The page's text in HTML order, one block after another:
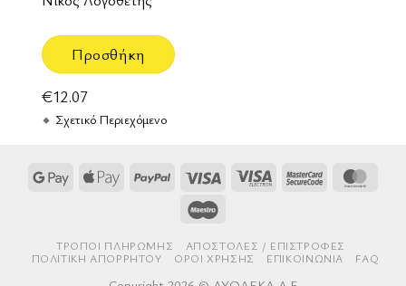
Προσθήκη
€12.07
Σχετικό Περιεχόμενο
Google Apple
PayPal Visa
Visa
MasterCard
ΤΡΌΠΟΙ ΠΛΗΡΩΜΉΣ
AΠΟΣΤΟΛΈΣ / ΕΠΙΣΤΡΟΦΈΣ
ΠΟΛΙΤΙΚΉ ΑΠΟΡΡΉΤΟΥ
ΌΡΟΙ ΧΡΉΣΗΣ ΕΠΙΚΟΙΝΩΝΊΑ FAQ